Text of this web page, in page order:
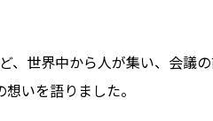
、世界中から人が集い、会議
いを語りました。